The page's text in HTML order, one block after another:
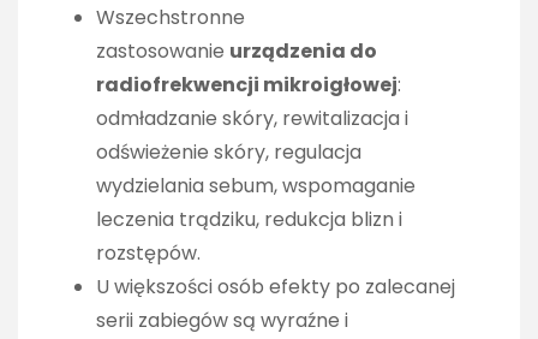
Wszechstronne
zastosowanie urządzenia do
radiofrekwencji mikroigłowej:
odmładzanie skóry, rewitalizacja i
odświeżenie skóry, regulacja
wydzielania sebum, wspomaganie
leczenia trądziku, redukcja blizn i
rozstępów.
U większości osób efekty po zalecanej
serii zabiegów są wyraźne i